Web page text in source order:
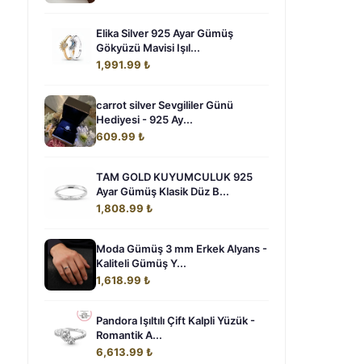
Elika Silver 925 Ayar Gümüş
Gökyüzü Mavisi Işıl...
1,991.99 ₺
carrot silver Sevgililer Günü
Hediyesi - 925 Ay...
609.99 ₺
TAM GOLD KUYUMCULUK 925
Ayar Gümüş Klasik Düz B...
1,808.99 ₺
Moda Gümüş 3 mm Erkek Alyans -
Kaliteli Gümüş Y...
1,618.99 ₺
Pandora Işıltılı Çift Kalpli Yüzük -
Romantik A...
6,613.99 ₺